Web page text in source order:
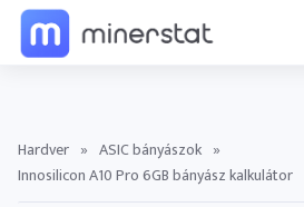
Hardver » ASIC bányászok »
Innosilicon A10 Pro 6GB bányász kalkulátor